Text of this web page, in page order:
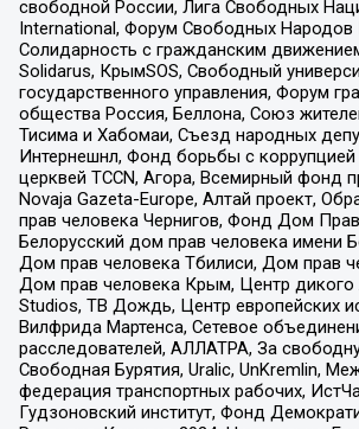
свободной России, Лига Свободных
International, Форум Свободных Народов
Солидарность с гражданским
Solidarus, КрымSOS, Свободный
государственного управления, Форум
общества Россия, Беллона, Союз
Тисима и Хабомаи, Съезд народных
Интернешнл, Фонд борьбы с коррупцией
церквей TCCN, Агора, Всемирный фонд
Novaja Gazeta-Europe, Алтай проект,
прав человека Чернигов, Фонд Дом
Белорусский дом прав человека имени
Дом прав человека Тбилиси, Дом прав
Дом прав человека Крым, Центр дикого
Studios, ТВ Дождь, Центр европейских
Вилфрида Мартенса, Сетевое
расследователей, АЛЛАТРА, За
Свободная Бурятия, Uralic, UnKremlin,
федерация транспортных рабочих,
Гудзоновский институт, Фонд